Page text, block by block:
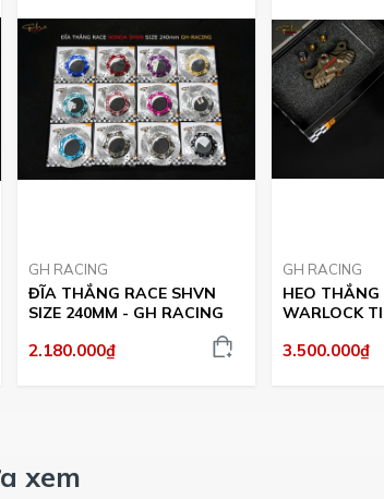
GH RACING
ĐĨA THẮNG RACE SHVN
SIZE 240MM - GH RACING
2.180.000₫
GH RACING
HEO THẮNG
WARLOCK
3.500.000₫
xem